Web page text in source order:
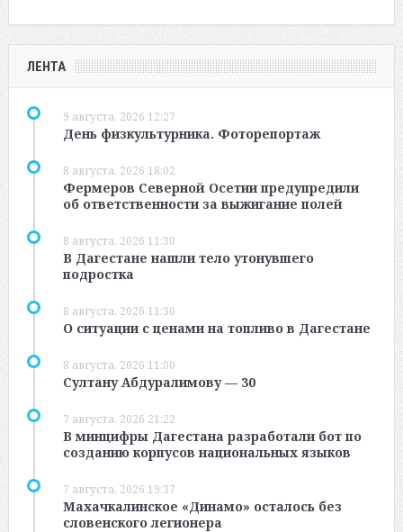
ЛЕНТА
9 августа, 2026 12:27
День физкультурника. Фоторепортаж
8 августа, 2026 18:02
Фермеров Северной Осетии предупредили
об ответственности за выжигание полей
8 августа, 2026 11:30
В Дагестане нашли тело утонувшего
подростка
8 августа, 2026 11:30
О ситуации с ценами на топливо в Дагестане
8 августа, 2026 11:00
Султану Абдуралимову — 30
7 августа, 2026 21:22
В минцифры Дагестана разработали бот по
созданию корпусов национальных языков
7 августа, 2026 19:37
Махачкалинское «Динамо» осталось без
словенского легионера